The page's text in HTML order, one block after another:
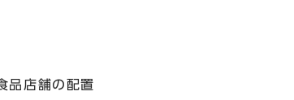
品店舗の配置